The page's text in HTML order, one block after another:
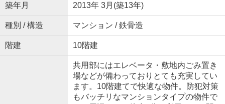
築年月 2013年 3月(築13年)
種別 / 構造 マンション / 鉄骨造
階建 10階建
共用部にはエレベータ・敷地内ごみ置き
場などが備わっておりとても充実してい
ます。10階建てで快適な物件。防犯対策
もバッチリなマンションタイプの物件で